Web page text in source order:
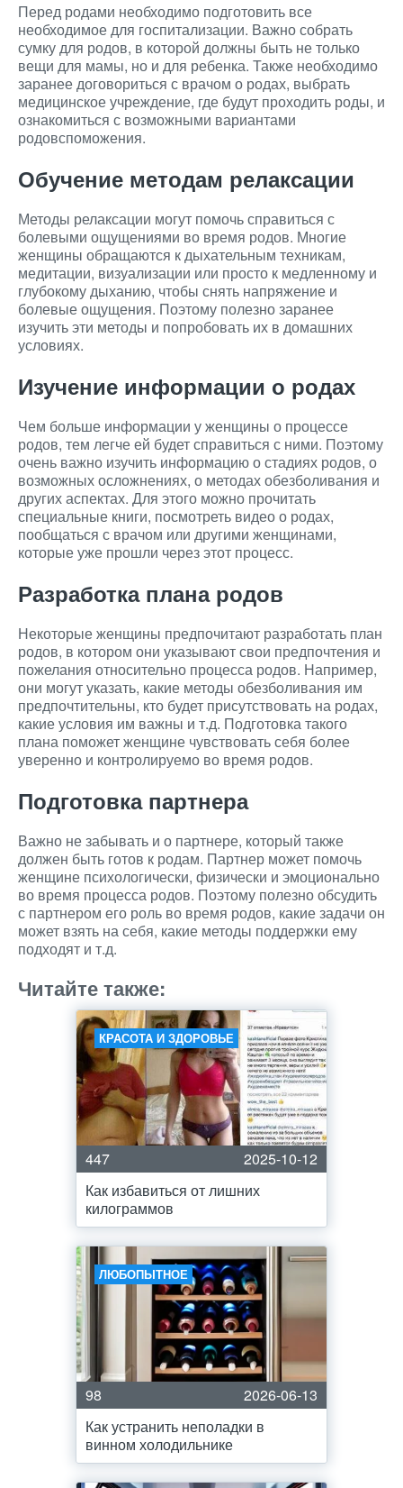
Перед родами необходимо подготовить все
необходимое для госпитализации. Важно собрать
сумку для родов, в которой должны быть не только
вещи для мамы, но и для ребенка. Также необходимо
заранее договориться с врачом о родах, выбрать
медицинское учреждение, где будут проходить роды, и
ознакомиться с возможными вариантами
родовспоможения.
Обучение методам релаксации
Методы релаксации могут помочь справиться с
болевыми ощущениями во время родов. Многие
женщины обращаются к дыхательным техникам,
медитации, визуализации или просто к медленному и
глубокому дыханию, чтобы снять напряжение и
болевые ощущения. Поэтому полезно заранее
изучить эти методы и попробовать их в домашних
условиях.
Изучение информации о родах
Чем больше информации у женщины о процессе
родов, тем легче ей будет справиться с ними. Поэтому
очень важно изучить информацию о стадиях родов, о
возможных осложнениях, о методах обезболивания и
других аспектах. Для этого можно прочитать
специальные книги, посмотреть видео о родах,
пообщаться с врачом или другими женщинами,
которые уже прошли через этот процесс.
Разработка плана родов
Некоторые женщины предпочитают разработать план
родов, в котором они указывают свои предпочтения и
пожелания относительно процесса родов. Например,
они могут указать, какие методы обезболивания им
предпочтительны, кто будет присутствовать на родах,
какие условия им важны и т.д. Подготовка такого
плана поможет женщине чувствовать себя более
уверенно и контролируемо во время родов.
Подготовка партнера
Важно не забывать и о партнере, который также
должен быть готов к родам. Партнер может помочь
женщине психологически, физически и эмоционально
во время процесса родов. Поэтому полезно обсудить
с партнером его роль во время родов, какие задачи он
может взять на себя, какие методы поддержки ему
подходят и т.д.
Читайте также:
КРАСОТА И ЗДОРОВЬЕ
447
2025-10-12
Как избавиться от лишних
килограммов
ЛЮБОПЫТНОЕ
98
2026-06-13
Как устранить неполадки в
винном холодильнике